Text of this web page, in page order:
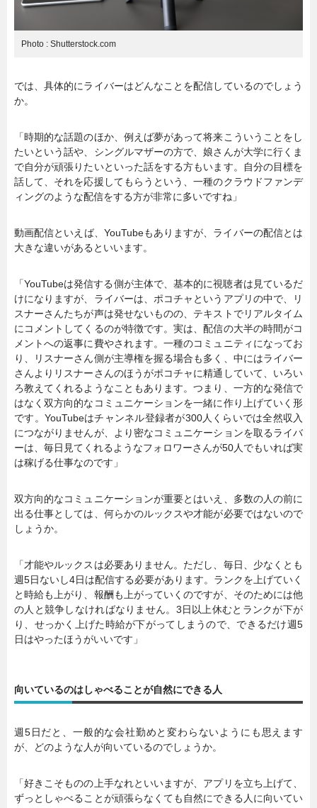
Photo : Shutterstock.com
では、具体的にライバーはどんなことを配信しているのでしょう
か。
「時期的な話題のほか、例えば夢があって将来こういうことをし
たいという話や、シングルマザーの方で、娘さんが大学に行くま
で自分が頑張りたいといった話をする方もいます。自分の目標を
話して、それを応援してもらうという、一種のクラウドファンデ
ィングのような配信をする方が非常に多いですね」
動画配信といえば、YouTubeもありますが、ライバーの配信とは
大きな違いがあるといいます。
「YouTubeは発信する側が主体で、基本的に視聴者は見ているだ
けになりますが、ライバーは、ポコチャというアプリの中で、リ
スナーさんたちが声は発せないものの、テキストでリアルタイム
にコメントしてくるのが特徴です。実は、配信の大半の時間がコ
メントへの返事に費やされます。一種のコミュニティになってお
り、リスナーさん側が主導権を握る場合も多く、中にはライバー
さんよりリスナーさんのほうがポコチャに精通していて、いろい
ろ教えてくれるようなこともあります。つまり、一方的な発信で
はなく双方向的なコミュニケーションを一緒に作り上げていく形
です。YouTubeはチャンネル登録者が300人くらいでは全然収入
につながりませんが、より密なコミュニケーションを取るライバ
ーは、毎日見てくれるようなフォロワーさんが50人でもいれば実
は稼げる仕事なのです」
双方向的なコミュニケーションが重要とはいえ、多数の人の前に
出る仕事としては、何らかのルックスや才能が必要ではないので
しょうか。
「才能やルックスは必要ありません。ただし、毎日、少なくとも
週5日ないし4日は配信する必要があります。ランクを上げていく
と時給も上がり、報酬も上がっていくのですが、そのためには他
の人と競争しなければなりません。3日以上休むとランクが下が
り、せっかく上げた時給が下がってしまうので、できるだけ週5
日はやったほうがいいです」
向いているのはしゃべることが自然にできる人
週5日だと、一般的な会社勤めと変わらないようにも思えます
が、どのような人が向いているのでしょうか。
「好きこそものの上手なれといいますが、アプリを立ち上げて、
ずっとしゃべることが頑張らなくても自然にできる人に向いてい